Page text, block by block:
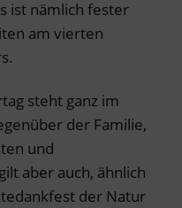
ist nämlich fester
am vierten
steht ganz im
der Familie,
und
aber auch, ähnlich
der Natur